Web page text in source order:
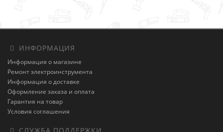
ИНФОРМАЦИЯ
Информация о магазине
Ремонт электроинструмента
Информация о доставке
Оформление заказа и оплата
Гарантия на товар
Условия соглашения